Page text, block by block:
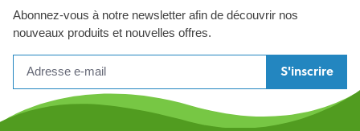
Abonnez-vous à notre newsletter afin de découvrir nos
nouveaux produits et nouvelles offres.
S'inscrire